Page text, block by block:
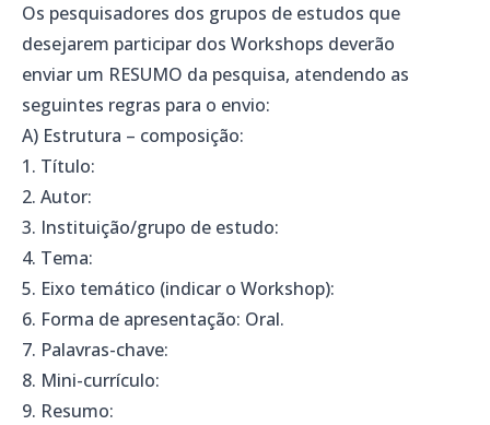
Os pesquisadores dos grupos de estudos que
desejarem participar dos Workshops deverão
enviar um RESUMO da pesquisa, atendendo as
seguintes regras para o envio:
A) Estrutura – composição:
1. Título:
2. Autor:
3. Instituição/grupo de estudo:
4. Tema:
5. Eixo temático (indicar o Workshop):
6. Forma de apresentação: Oral.
7. Palavras-chave:
8. Mini-currículo:
9. Resumo: